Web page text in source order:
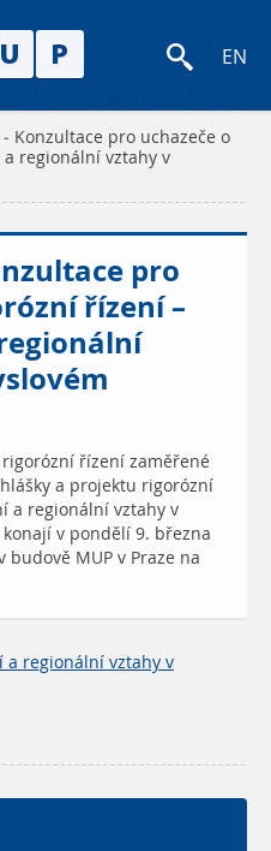
EN
Konzultace pro uchazeče o
regionální vztahy v
pro
řízení –
řízení zaměřené
a projektu rigorózní
a regionální vztahy v
v pondělí 9. března
budově MUP v Praze na
a regionální vztahy v